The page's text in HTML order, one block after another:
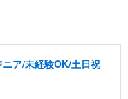
ニア/未経験OK/土日祝